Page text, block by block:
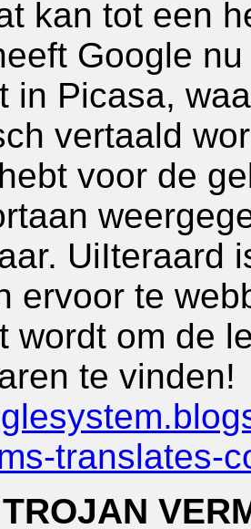
kan tot een
Google
in Picasa,
vertaald
voor de
UiIteraard
ervoor te
wordt om de
te vinden!
translates-